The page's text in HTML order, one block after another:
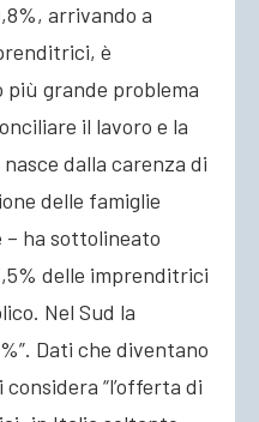
arrivando a
è
grande problema
il lavoro e la
dalla carenza di
delle famiglie
– ha sottolineato
delle imprenditrici
Nel Sud la
Dati che diventano
“l’offerta di